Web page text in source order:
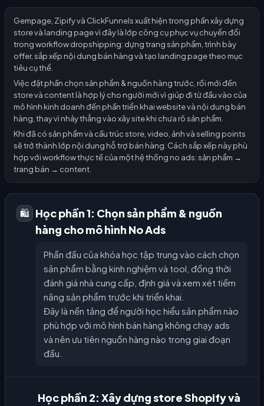
Gempage, Zipify và ClickFunnels xuất hiện trong phần xây dựng
store và landing page vì đây là lớp công cụ phục vụ chuyển đổi
trong workflow dropshipping: dựng trang sản phẩm, trình bày
offer, sắp xếp nội dung bán hàng và tạo landing page theo mục
tiêu cụ thể.
Việc đặt phần chọn sản phẩm & nguồn hàng trước, rồi mới đến
store và content là hợp lý cho người mới vì giúp đi từ đầu vào của
mô hình kinh doanh đến phần triển khai website và nội dung bán
hàng, thay vì nhảy thẳng vào xây site khi chưa rõ sản phẩm.
Khi đã có sản phẩm và cấu trúc store, video, ảnh và selling points
sẽ trở thành lớp nội dung hỗ trợ bán hàng. Cách sắp xếp này phù
hợp với workflow thực tế của một hệ thống no ads: sản phẩm →
trang bán → content.
🛍️ Học phần 1: Chọn sản phẩm & nguồn
hàng cho mô hình No Ads
Phần đầu của khóa học tập trung vào cách chọn
sản phẩm bằng kinh nghiệm và tool, đồng thời
đánh giá nhà cung cấp, định giá và xem xét tiềm
năng sản phẩm trước khi triển khai.
Đây là nền tảng để người học hiểu sản phẩm nào
phù hợp với mô hình bán hàng không chạy ads
và nên ưu tiên nguồn hàng nào trong giai đoạn
đầu.
Học phần 2: Xây dựng store Shopify và